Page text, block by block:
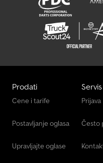
Prodati
Cene i tarife
Postavljanje oglasa
Upravljajte oglase
Prijava
Često